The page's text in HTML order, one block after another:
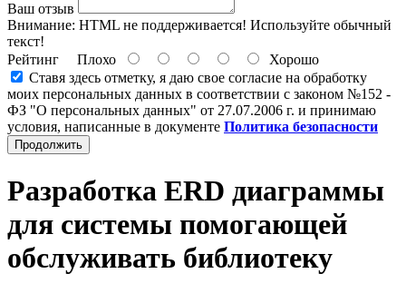
Ваш отзыв
Внимание: HTML не поддерживается! Используйте обычный
текст!
Рейтинг Плохо
Хорошо
Ставя здесь отметку, я даю свое согласие на обработку
моих персональных данных в соответствии с законом №152 -
ФЗ "О персональных данных" от 27.07.2006 г. и принимаю
условия, написанные в документе Политика безопасности
Продолжить
Разработка ERD диаграммы
для системы помогающей
обслуживать библиотеку